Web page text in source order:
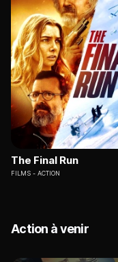
The Final Run
FILMS ACTION
Action à venir